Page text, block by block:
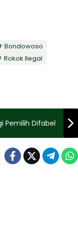
Bondowoso
Rokok Ilegal
Pemilih Difabel